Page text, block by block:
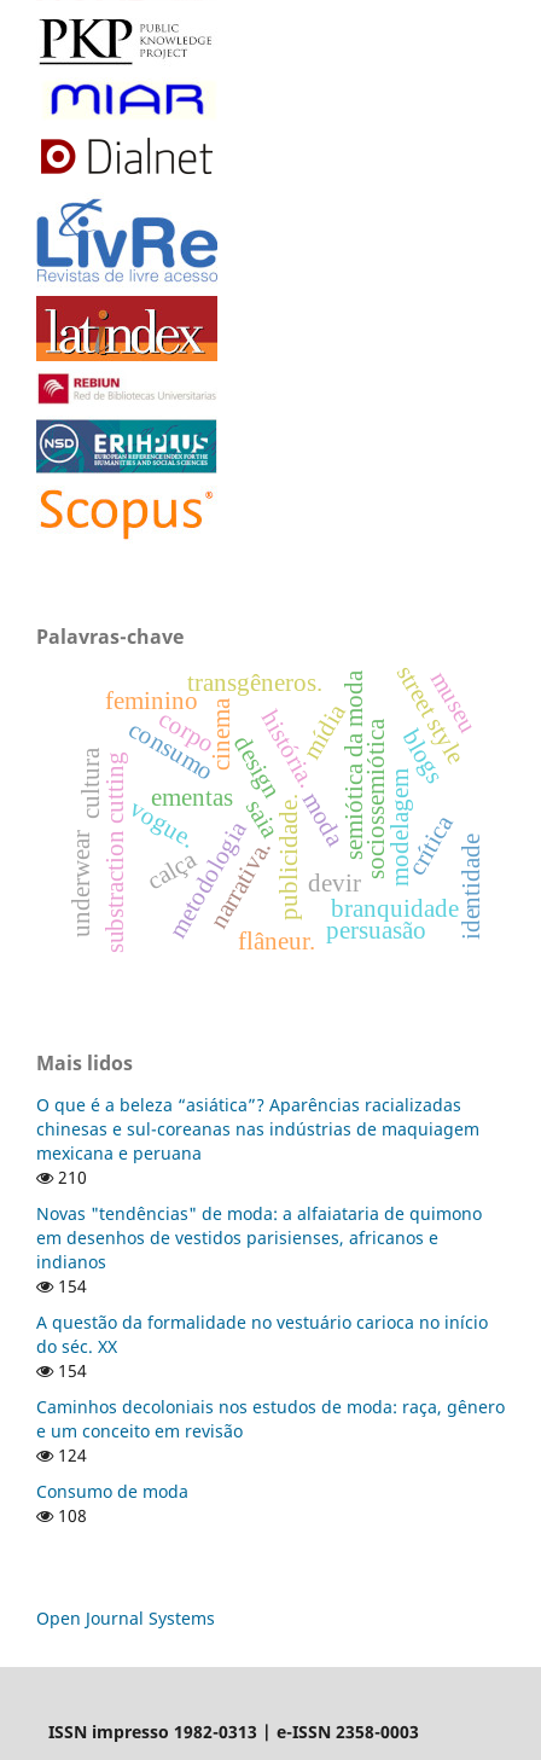
Palavras-chave
ementas moda
história.
consumocinema
narrativa.
saia
calça
semiótica da modasociossemiótica
publicidade.
substraction cutting modelagem
metodologia
design
corpo
transgêneros.
branquidade
feminino
vogue.
mídia blogs
street style
flâneur.
cultura
devir identidade
crítica
museu
underwear persuasão
Mais lidos
O que é a beleza “asiática”? Aparências racializadas
chinesas e sul-coreanas nas indústrias de maquiagem
mexicana e peruana
210
Novas "tendências" de moda: a alfaiataria de quimono
em desenhos de vestidos parisienses, africanos e
indianos
154
A questão da formalidade no vestuário carioca no início
do séc. XX
154
Caminhos decoloniais nos estudos de moda: raça, gênero
e um conceito em revisão
124
Consumo de moda
108
Open Journal Systems
ISSN impresso 1982-0313 | e-ISSN 2358-0003